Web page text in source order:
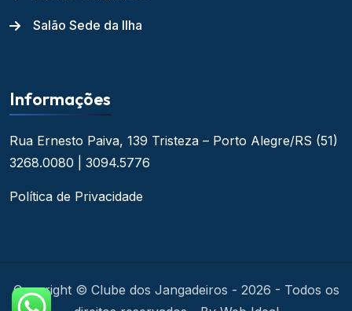
Salão Sede da Ilha
Informações
Rua Ernesto Paiva, 139 Tristeza – Porto Alegre/RS (51)
3268.0080 | 3094.5776
Política de Privacidade
Copyright © Clube dos Jangadeiros - 2026 - Todos os